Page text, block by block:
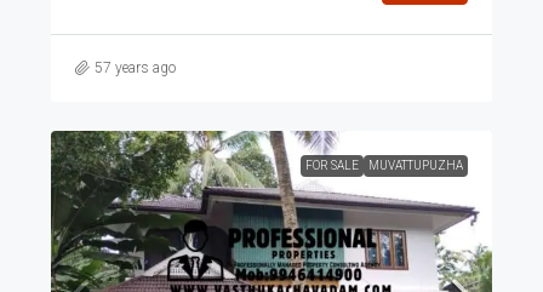
57 years ago
FOR SALE MUVATTUPUZHA